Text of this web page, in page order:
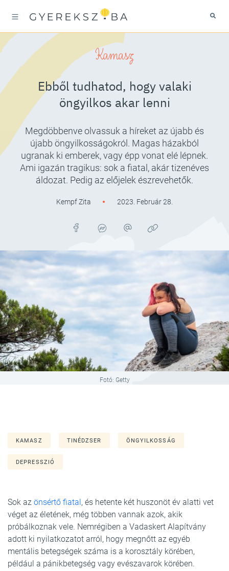
Kamasz
Ebből tudhatod, hogy valaki
öngyilkos akar lenni
Megdöbbenve olvassuk a híreket az újabb és
újabb öngyilkosságokról. Magas házakból
ugranak ki emberek, vagy épp vonat elé lépnek.
Ami igazán tragikus: sok a fiatal, akár tizenéves
áldozat. Pedig az előjelek észrevehetők.
Kempf Zita 2023. Február 28.
Fotó: Getty
KAMASZ TINÉDZSER ÖNGYILKOSSÁG
DEPRESSZIÓ
Sok az önsértő fiatal, és hetente két huszonöt év alatti vet
véget az életének, még többen vannak azok, akik
próbálkoznak vele. Nemrégiben a Vadaskert Alapítvány
adott ki nyilatkozatot arról, hogy megnőtt az egyéb
mentális betegségek száma is a korosztály körében,
például a pánikbetegség vagy evészavarok körében.